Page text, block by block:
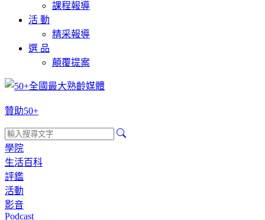
課程報導
活 動
精采報導
選 品
顛覆提案
贊助50+
學院
生活百科
評鑑
活動
影音
Podcast